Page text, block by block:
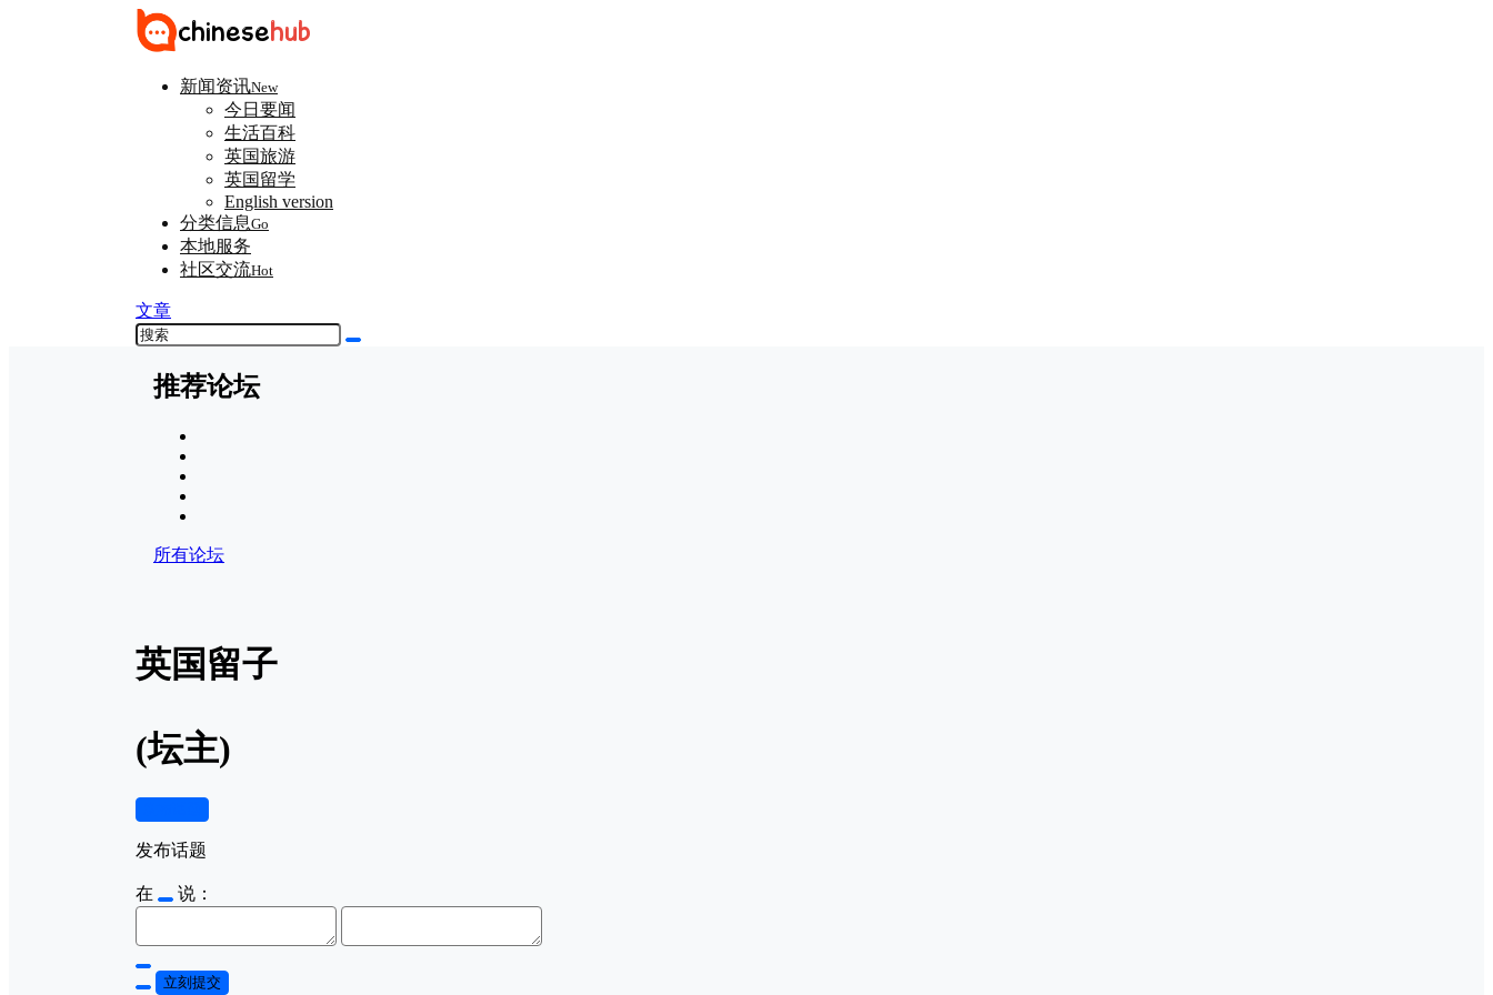
新闻资讯New
今日要闻
生活百科
英国旅游
英国留学
English version
分类信息Go
本地服务
社区交流Hot
文章
推荐论坛
所有论坛
英国留子
(坛主)
发布话题
在 说：
立刻提交